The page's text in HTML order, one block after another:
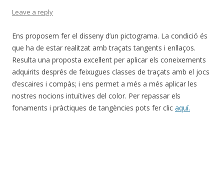
Leave a reply
Ens proposem fer el disseny d’un pictograma. La condició és
que ha de estar realitzat amb traçats tangents i enllaços.
Resulta una proposta excel·lent per aplicar els coneixements
adquirits després de feixugues classes de traçats amb el jocs
d’escaires i compàs; i ens permet a més a més aplicar les
nostres nocions intuïtives del color. Per repassar els
fonaments i pràctiques de tangències pots fer clic aquí.